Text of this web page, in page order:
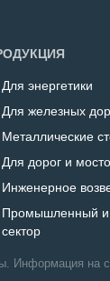
Для энергетики
Для железных
Металлические
Для дорог и
Инженерное
Промышленный и
сектор
на